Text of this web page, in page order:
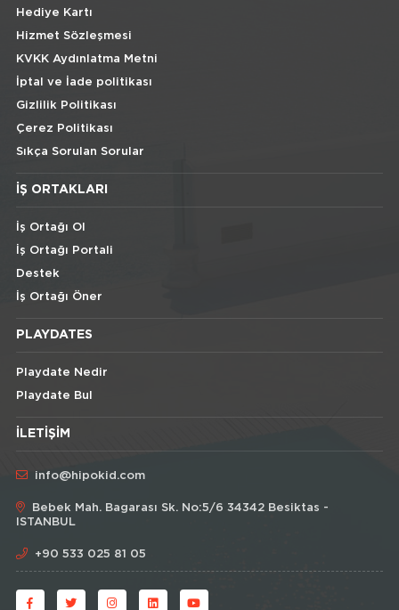
Hediye Kartı
Hizmet Sözleşmesi
KVKK Aydınlatma Metni
İptal ve İade politikası
Gizlilik Politikası
Çerez Politikası
Sıkça Sorulan Sorular
İŞ ORTAKLARI
İş Ortağı Ol
İş Ortağı Portali
Destek
İş Ortağı Öner
PLAYDATES
Playdate Nedir
Playdate Bul
İLETIŞIM
info@hipokid.com
Bebek Mah. Bagarası Sk. No:5/6 34342 Besiktas -
ISTANBUL
+90 533 025 81 05